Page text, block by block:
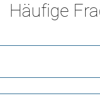
Häufige